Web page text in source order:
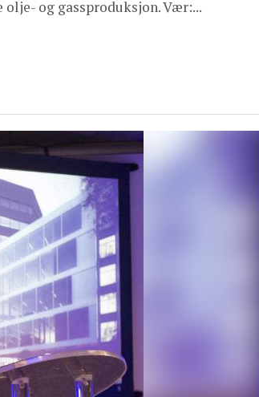
olje- og gassproduksjon. Vær:...